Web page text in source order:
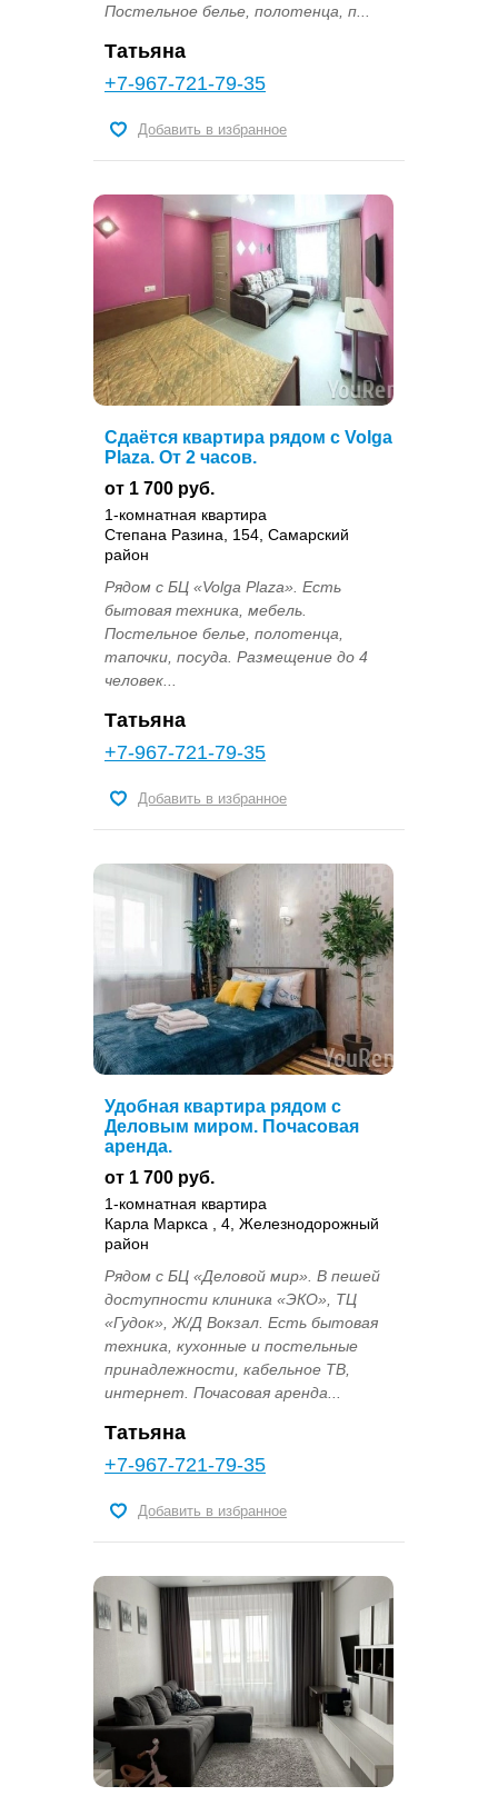
Постельное белье, полотенца, п...
Татьяна
+7-967-721-79-35
Добавить в избранное
Сдаётся квартира рядом с Volga
Plaza. От 2 часов.
от 1 700 руб.
1-комнатная квартира
Степана Разина, 154, Самарский
район
Рядом с БЦ «Volga Plaza». Есть
бытовая техника, мебель.
Постельное белье, полотенца,
тапочки, посуда. Размещение до 4
человек...
Татьяна
+7-967-721-79-35
Добавить в избранное
Удобная квартира рядом с
Деловым миром. Почасовая
аренда.
от 1 700 руб.
1-комнатная квартира
Карла Маркса , 4, Железнодорожный
район
Рядом с БЦ «Деловой мир». В пешей
доступности клиника «ЭКО», ТЦ
«Гудок», Ж/Д Вокзал. Есть бытовая
техника, кухонные и постельные
принадлежности, кабельное ТВ,
интернет. Почасовая аренда...
Татьяна
+7-967-721-79-35
Добавить в избранное